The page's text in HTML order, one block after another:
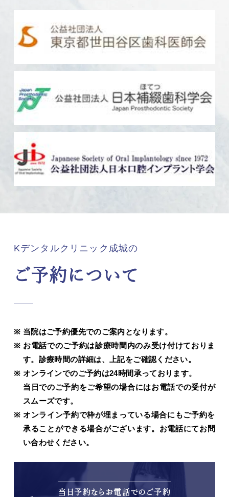
Kデンタルクリニック成城の
ご予約について
当院はご予約優先でのご案内となります。
お電話でのご予約は診療時間内のみ受け付けておりま
す。診療時間の詳細は、上記をご確認ください。
オンラインでのご予約は24時間承っております。
当日でのご予約をご希望の場合にはお電話での受付が
スムーズです。
オンライン予約で枠が埋まっている場合にもご予約を
承ることができる場合がございます。お電話にてお問
い合わせください。
当日予約ならお電話でのご予約